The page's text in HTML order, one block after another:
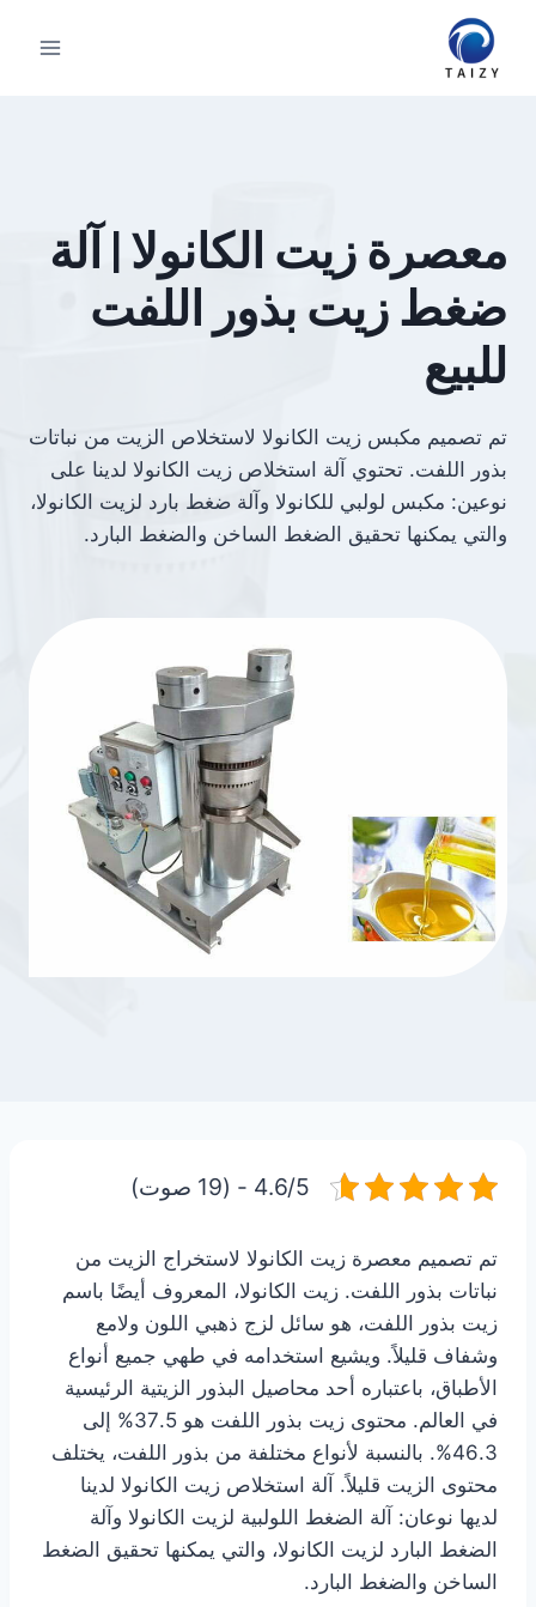
التجاوز
المحتوى
معصرة زيت الكانولا | آلة
ضغط زيت بذور اللفت
للبيع
تم تصميم مكبس زيت الكانولا لاستخلاص الزيت من نباتات
بذور اللفت. تحتوي آلة استخلاص زيت الكانولا لدينا على
نوعين: مكبس لولبي للكانولا وآلة ضغط بارد لزيت الكانولا،
والتي يمكنها تحقيق الضغط الساخن والضغط البارد.
4.6/5 - (19 صوت)
تم تصميم معصرة زيت الكانولا لاستخراج الزيت من
نباتات بذور اللفت. زيت الكانولا، المعروف أيضًا باسم
زيت بذور اللفت، هو سائل لزج ذهبي اللون ولامع
وشفاف قليلاً. ويشيع استخدامه في طهي جميع أنواع
الأطباق، باعتباره أحد محاصيل البذور الزيتية الرئيسية
في العالم. محتوى زيت بذور اللفت هو 37.5% إلى
46.3%. بالنسبة لأنواع مختلفة من بذور اللفت، يختلف
محتوى الزيت قليلاً. آلة استخلاص زيت الكانولا لدينا
لديها نوعان: آلة الضغط اللولبية لزيت الكانولا وآلة
الضغط البارد لزيت الكانولا، والتي يمكنها تحقيق الضغط
الساخن والضغط البارد.